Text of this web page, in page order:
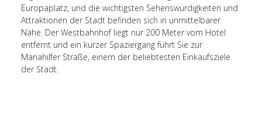
Europaplatz, und die wichtigsten Sehenswürdigkeiten und
Attraktionen der Stadt befinden sich in unmittelbarer
Nähe. Der Westbahnhof liegt nur 200 Meter vom Hotel
entfernt und ein kurzer Spaziergang führt Sie zur
Mariahilfer Straße, einem der beliebtesten Einkaufsziele
der Stadt.